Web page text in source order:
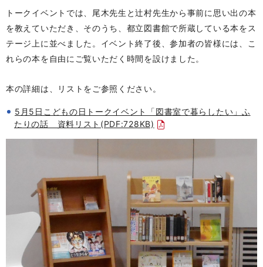
トークイベントでは、尾木先生と辻村先生から事前に思い出の本
を教えていただき、そのうち、都立図書館で所蔵している本をス
テージ上に並べました。イベント終了後、参加者の皆様には、こ
れらの本を自由にご覧いただく時間を設けました。
本の詳細は、リストをご参照ください。
5月5日こどもの日トークイベント「図書室で暮らしたい」ふ
たりの話 資料リスト(PDF:728KB)